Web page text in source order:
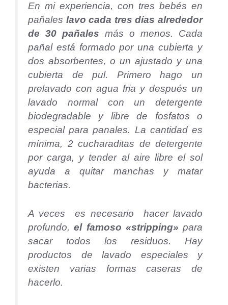
En mi experiencia, con tres bebés en
pañales lavo cada tres días alrededor
de 30 pañales más o menos. Cada
pañal está formado por una cubierta y
dos absorbentes, o un ajustado y una
cubierta de pul. Primero hago un
prelavado con agua fria y después un
lavado normal con un detergente
biodegradable y libre de fosfatos o
especial para panales. La cantidad es
mínima, 2 cucharaditas de detergente
por carga, y tender al aire libre el sol
ayuda a quitar manchas y matar
bacterias.
A veces es necesario hacer lavado
profundo,el famoso «stripping» para
sacar todos los residuos. Hay
productos de lavado especiales y
existen varias formas caseras de
hacerlo.